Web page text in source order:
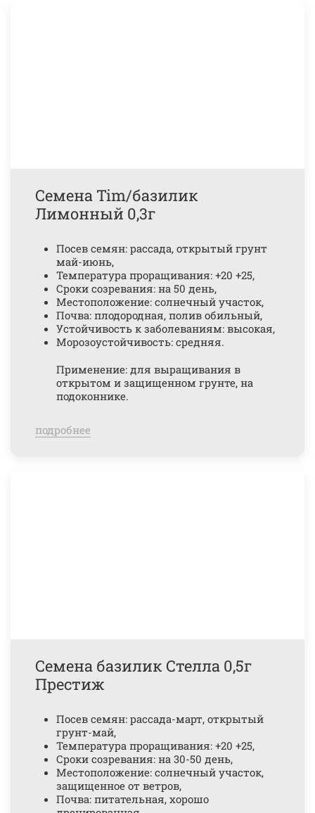
Семена Tim/базилик
Лимонный 0,3г
Посев семян: рассада, открытый грунт
май-июнь,
Температура проращивания: +20 +25,
Сроки созревания: на 50 день,
Местоположение: солнечный участок,
Почва: плодородная, полив обильный,
Устойчивость к заболеваниям: высокая,
Морозоустойчивость: средняя.
Применение: для выращивания в
открытом и защищенном грунте, на
подоконнике.
подробнее
Семена базилик Стелла 0,5г
Престиж
Посев семян: рассада-март, открытый
грунт-май,
Температура проращивания: +20 +25,
Сроки созревания: на 30-50 день,
Местоположение: солнечный участок,
защищенное от ветров,
Почва: питательная, хорошо